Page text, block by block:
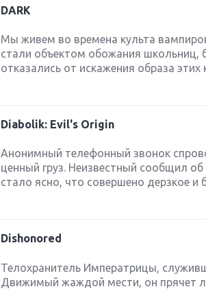
DARK
Мы живем во времена культа
стали объектом обожания школьниц,
отказались от искажения образа
Diabolik: Evil's Origin
Анонимный телефонный звонок
ценный груз. Неизвестный сообщил
стало ясно, что совершено дерзкое и
Dishonored
Телохранитель Императрицы,
Движимый жаждой мести, он прячет